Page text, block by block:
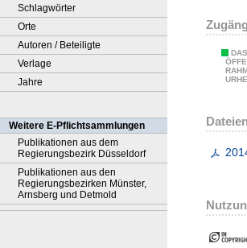
Schlagwörter
Orte
Autoren / Beteiligte
Verlage
Jahre
Weitere E-Pflichtsammlungen
Publikationen aus dem
Regierungsbezirk Düsseldorf
Publikationen aus den
Regierungsbezirken Münster,
Arnsberg und Detmold